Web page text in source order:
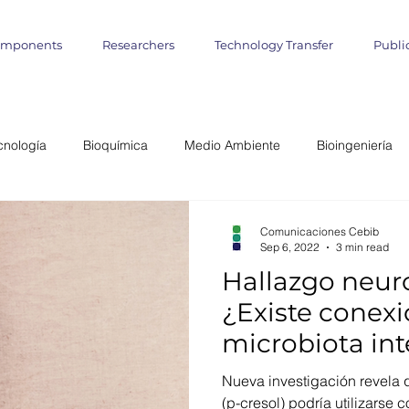
Researchers Technology Transfer
Bioquímica Medio Ambiente Bioingeniería
Cultivo de Algas agronomía marina
Hallazgo
¿Existe
microbiota
autismo?
Nueva investigación revela
(p-cresol) podría utilizarse
Comunicaciones Cebib
Sep 6, 2022
3 min read